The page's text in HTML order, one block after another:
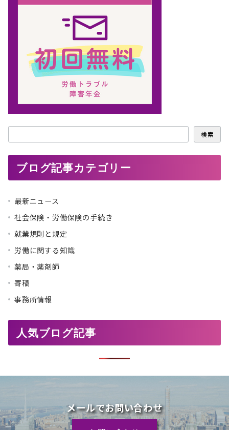
索
検索
ブログ記事カテゴリー
最新ニュース
社会保険・労働保険の手続き
就業規則と規定
労働に関する知識
薬局・薬剤師
寄稿
事務所情報
人気ブログ記事
メールでお問い合わせ